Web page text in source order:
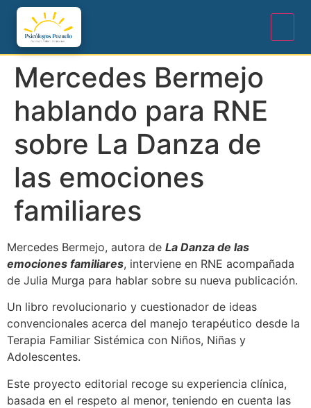
Mercedes Bermejo
hablando para RNE
sobre La Danza de
las emociones
familiares
Mercedes Bermejo, autora de La Danza de las
emociones familiares, interviene en RNE acompañada
de Julia Murga para hablar sobre su nueva publicación.
Un libro revolucionario y cuestionador de ideas
convencionales acerca del manejo terapéutico desde la
Terapia Familiar Sistémica con Niños, Niñas y
Adolescentes.
Este proyecto editorial recoge su experiencia clínica,
basada en el respeto al menor, teniendo en cuenta las